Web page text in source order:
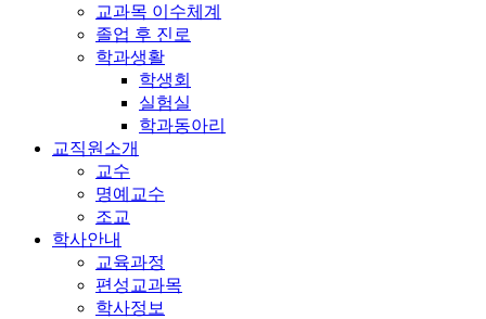
교과목 이수체계
졸업 후 진로
학과생활
학생회
실험실
학과동아리
교직원소개
교수
명예교수
조교
학사안내
교육과정
편성교과목
학사정보